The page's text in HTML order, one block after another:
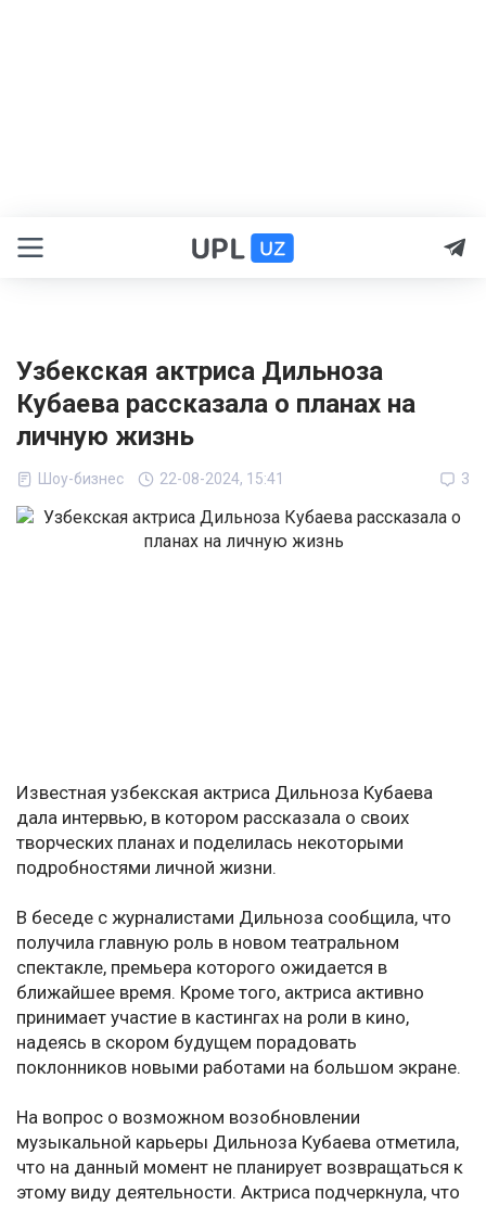
Узбекская актриса Дильноза
Кубаева рассказала о планах на
личную жизнь
Шоу-бизнес 22-08-2024, 15:41 3
Известная узбекская актриса Дильноза Кубаева
дала интервью, в котором рассказала о своих
творческих планах и поделилась некоторыми
подробностями личной жизни.
В беседе с журналистами Дильноза сообщила, что
получила главную роль в новом театральном
спектакле, премьера которого ожидается в
ближайшее время. Кроме того, актриса активно
принимает участие в кастингах на роли в кино,
надеясь в скором будущем порадовать
поклонников новыми работами на большом экране.
На вопрос о возможном возобновлении
музыкальной карьеры Дильноза Кубаева отметила,
что на данный момент не планирует возвращаться к
этому виду деятельности. Актриса подчеркнула, что